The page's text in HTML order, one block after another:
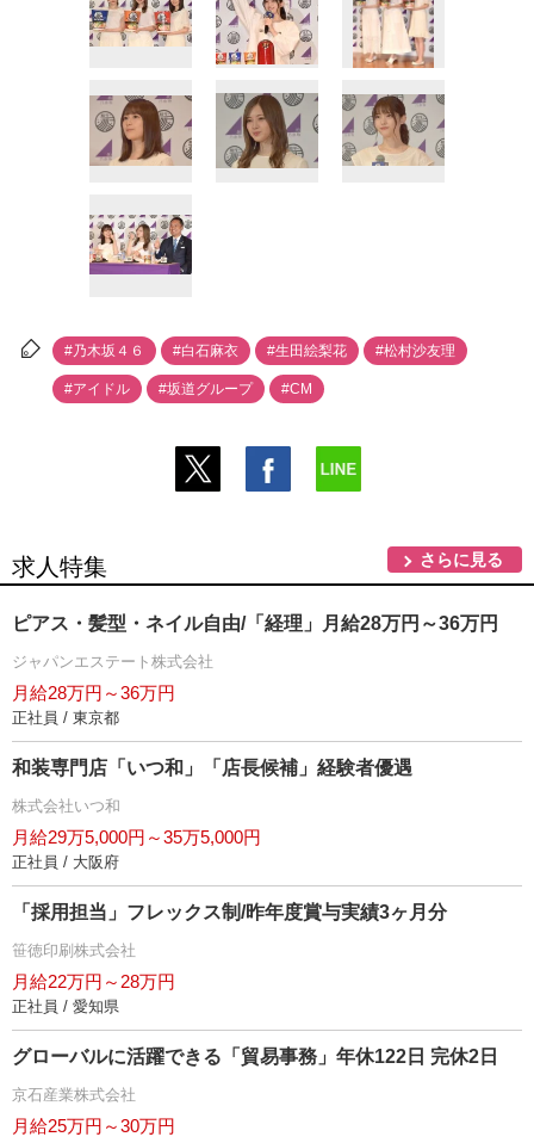
#乃木坂４６ #白石麻衣 #生田絵梨花 #松村沙友理
#アイドル #坂道グループ #CM
求人特集 さらに見る
ピアス・髪型・ネイル自由/「経理」月給28万円～36万円
ジャパンエステート株式会社
月給28万円～36万円
正社員 / 東京都
和装専門店「いつ和」「店長候補」経験者優遇
株式会社いつ和
月給29万5,000円～35万5,000円
正社員 / 大阪府
「採用担当」フレックス制/昨年度賞与実績3ヶ月分
笹徳印刷株式会社
月給22万円～28万円
正社員 / 愛知県
グローバルに活躍できる「貿易事務」年休122日 完休2日
京石産業株式会社
月給25万円～30万円